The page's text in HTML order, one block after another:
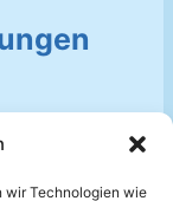
wir Technologien wie